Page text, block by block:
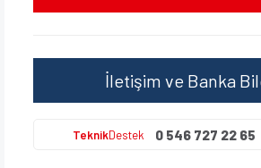
İletişim ve Banka
TeknikDestek 0 546 727 22 65